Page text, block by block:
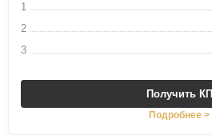
1
2
3
Получить КП
Подробнее >